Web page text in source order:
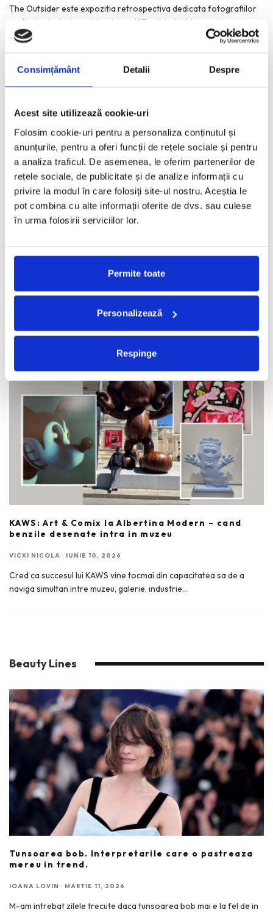
Consimțământ Detalii Despre
Acest site utilizează cookie-uri
Folosim cookie-uri pentru a personaliza conținutul și
anunțurile, pentru a oferi funcții de rețele sociale și pentru
a analiza traficul. De asemenea, le oferim partenerilor de
rețele sociale, de publicitate și de analize informații cu
privire la modul în care folosiți site-ul nostru. Aceștia le
pot combina cu alte informații oferite de dvs. sau culese
în urma folosirii serviciilor lor.
Permite toate
Personalizează
Respinge
The Outsider este expozitia retrospectiva dedicata fotografiilor
realizate de Andreea Macri, in cei 13 ani de fashion week
Dan Perjovschi x Comme des Garcons. A Story
About A Collaboration.
limbaje diferite, un manifest despre societatea in
Mood Board
KAWS: Art & Comix la Albertina Modern – cand
benzile desenate intra in muzeu
VICKI NICOLA · IUNIE 10, 2026
Cred ca succesul lui KAWS vine tocmai din capacitatea sa de a
naviga simultan intre muzeu, galerie, industrie...
Beauty Lines
Tunsoarea bob. Interpretarile care o pastreaza
mereu in trend.
IOANA LOVIN · MARTIE 11, 2026
M-am intrebat zilele trecute daca tunsoarea bob mai e la fel de in